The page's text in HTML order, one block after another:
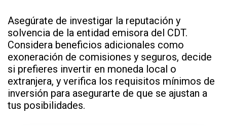
Asegúrate de investigar la reputación y
solvencia de la entidad emisora del CDT.
Considera beneficios adicionales como
exoneración de comisiones y seguros, decide
si prefieres invertir en moneda local o
extranjera, y verifica los requisitos mínimos de
inversión para asegurarte de que se ajustan a
tus posibilidades.